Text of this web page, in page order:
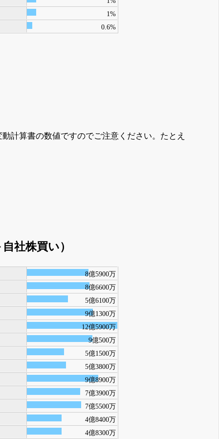
1%
0.6%
計算書の数値ですのでご注意ください。たとえ
社株買い）
8億5900万
8億6600万
5億6100万
9億1300万
12億5900万
9億500万
5億1500万
5億3800万
9億8900万
7億3900万
7億5500万
4億8400万
4億8300万